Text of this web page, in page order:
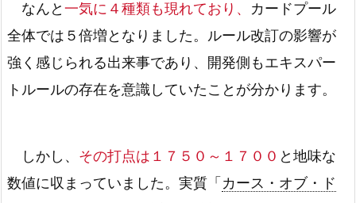
なんと 一気に４種類も現れており、 カードプール
全体では５倍増となりました。ルール改訂の影響が
強く感じられる出来事であり、開発側もエキスパー
トルールの存在を意識していたことが分かります。
しかし、 その打点は１７５０～１７００ と地味な
数値に収まっていました。実質「 カース・オブ・ド